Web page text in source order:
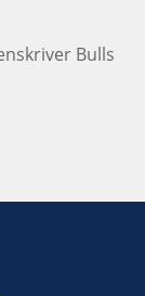
Bulls